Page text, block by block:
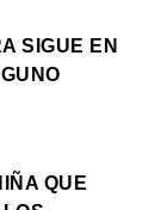
SIGUE EN
QUE